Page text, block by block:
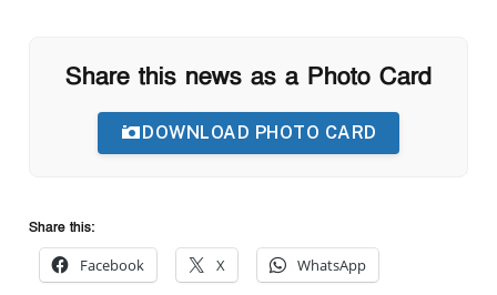
Share this news as a Photo Card
DOWNLOAD PHOTO CARD
Share this:
Facebook X WhatsApp